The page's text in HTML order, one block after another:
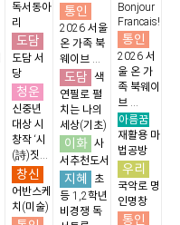
독서동아
리
도담
도담 서
당
청운
신중년
대상 시
창작 ‘시
(詩)짓...
창신
어반스케
치(미술)
통인
2026 서울
온 가족 북
웨이브 ...
도담 색
연필로 펼
치는 나의
세상(기초)
이화 사
서추천도서
지혜
초
등 1,2학년
비경쟁 독
Bonjour
Francais!
통인
2026 서
울 온 가
족 북웨이
브 ...
아름꿈
재활용 마
법공방
우리
국악로 명
인명창
통인